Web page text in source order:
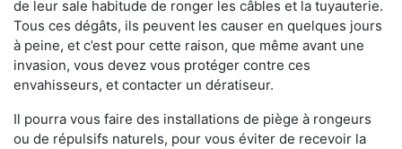
de leur sale habitude de ronger les câbles et la tuyauterie.
Tous ces dégâts, ils peuvent les causer en quelques jours
à peine, et c’est pour cette raison, que même avant une
invasion, vous devez vous protéger contre ces
envahisseurs, et contacter un dératiseur.
Il pourra vous faire des installations de piège à rongeurs
ou de répulsifs naturels, pour vous éviter de recevoir la